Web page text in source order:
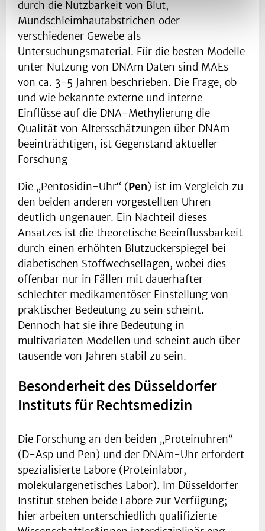
durch die Nutzbarkeit von Blut,
Mundschleimhautabstrichen oder
verschiedener Gewebe als
Untersuchungsmaterial. Für die besten Modelle
unter Nutzung von DNAm Daten sind MAEs
von ca. 3-5 Jahren beschrieben. Die Frage, ob
und wie bekannte externe und interne
Einflüsse auf die DNA-Methylierung die
Qualität von Altersschätzungen über DNAm
beeinträchtigen, ist Gegenstand aktueller
Forschung
Die „Pentosidin-Uhr“ (Pen) ist im Vergleich zu
den beiden anderen vorgestellten Uhren
deutlich ungenauer. Ein Nachteil dieses
Ansatzes ist die theoretische Beeinflussbarkeit
durch einen erhöhten Blutzuckerspiegel bei
diabetischen Stoffwechsellagen, wobei dies
offenbar nur in Fällen mit dauerhafter
schlechter medikamentöser Einstellung von
praktischer Bedeutung zu sein scheint.
Dennoch hat sie ihre Bedeutung in
multivariaten Modellen und scheint auch über
tausende von Jahren stabil zu sein.
Besonderheit des Düsseldorfer
Instituts für Rechtsmedizin
Die Forschung an den beiden „Proteinuhren“
(D-Asp und Pen) und der DNAm-Uhr erfordert
spezialisierte Labore (Proteinlabor,
molekulargenetisches Labor). Im Düsseldorfer
Institut stehen beide Labore zur Verfügung;
hier arbeiten unterschiedlich qualifizierte